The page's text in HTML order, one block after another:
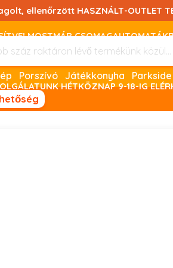
ellenőrzött HASZNÁLT-OUTLET
MOSTMÁR
BANKKÁRTYÁVAL
HÉTKÖZNAP 9-18-IG
Porszívó Játékkonyha